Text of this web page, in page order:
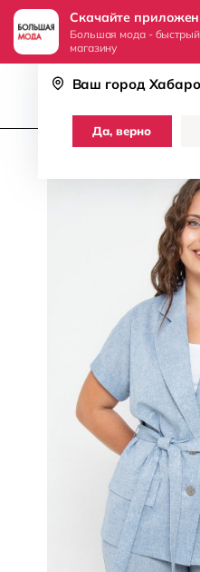
Скачайте
Большая мода - быстрый
магазину
Хабаровск
Ваш город
Да, верно